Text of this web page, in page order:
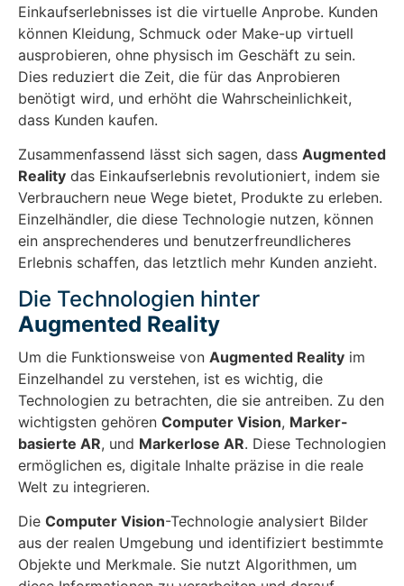
Einkaufserlebnisses ist die virtuelle Anprobe. Kunden
können Kleidung, Schmuck oder Make-up virtuell
ausprobieren, ohne physisch im Geschäft zu sein.
Dies reduziert die Zeit, die für das Anprobieren
benötigt wird, und erhöht die Wahrscheinlichkeit,
dass Kunden kaufen.
Zusammenfassend lässt sich sagen, dass Augmented
Reality das Einkaufserlebnis revolutioniert, indem sie
Verbrauchern neue Wege bietet, Produkte zu erleben.
Einzelhändler, die diese Technologie nutzen, können
ein ansprechenderes und benutzerfreundlicheres
Erlebnis schaffen, das letztlich mehr Kunden anzieht.
Die Technologien hinter
Augmented Reality
Um die Funktionsweise von Augmented Reality im
Einzelhandel zu verstehen, ist es wichtig, die
Technologien zu betrachten, die sie antreiben. Zu den
wichtigsten gehören Computer Vision, Marker-
basierte AR, und Markerlose AR. Diese Technologien
ermöglichen es, digitale Inhalte präzise in die reale
Welt zu integrieren.
Die Computer Vision-Technologie analysiert Bilder
aus der realen Umgebung und identifiziert bestimmte
Objekte und Merkmale. Sie nutzt Algorithmen, um